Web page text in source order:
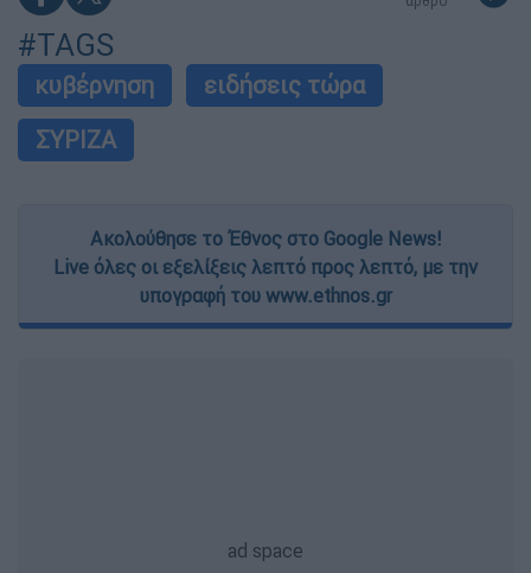
#TAGS
κυβέρνηση
ειδήσεις τώρα
ΣΥΡΙΖΑ
Ακολούθησε το Έθνος στο Google News!
Live όλες οι εξελίξεις λεπτό προς λεπτό, με την
υπογραφή του www.ethnos.gr